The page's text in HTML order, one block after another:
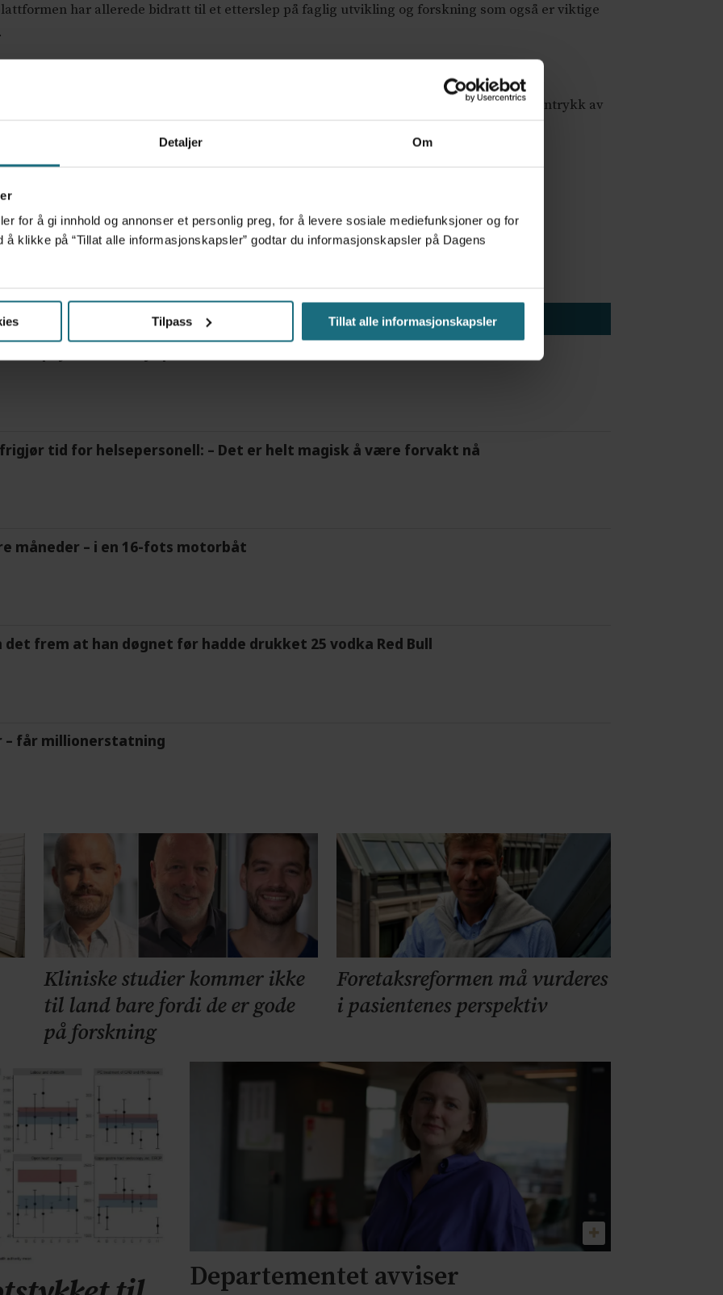
Detaljer Om
for å gi innhold og annonser et personlig preg, for å levere sosiale mediefunksjoner og for
å klikke på “Tillat alle informasjonskapsler” godtar du informasjonskapsler på Dagens
Tilpass Tillat alle informasjonskapsler
har allerede bidratt til et etterslep på faglig utvikling og forskning som også er viktige
løser rotårsaken til problemene sykehusene har.
for å nå ventetidsløftet. For det tempoet Vestre legger opp til, gjør at man kan få inntrykk av
deltaker i en politisk kampanje for å vinne valget.
i HMN. Det er ikke oppgitt interessekonflikter.
HELSE MØRE OG ROMSDAL HELSE MIDT-NORGE RHF
tid for helsepersonell: – Det er helt magisk å være forvakt nå
måneder – i en 16-fots motorbåt
det frem at han døgnet før hadde drukket 25 vodka Red Bull
– får millionerstatning
Kliniske studier kommer ikke
til land bare fordi de er gode
på forskning
Foretaksreformen må vurderes
i pasientenes perspektiv
Departementet avviser